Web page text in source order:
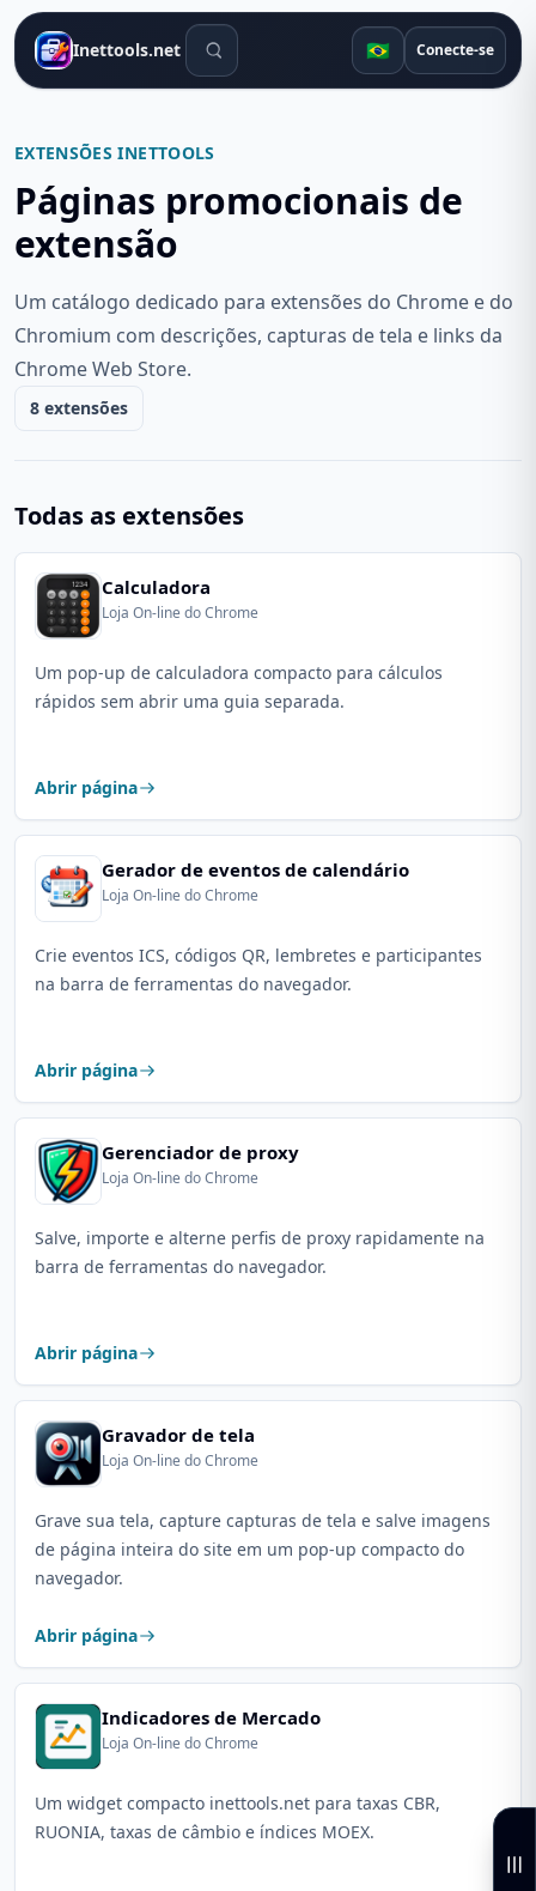
Inettools.net Ferramentas de pesquisa
🇧🇷 Conecte-se
EXTENSÕES INETTOOLS
Páginas promocionais de
extensão
Um catálogo dedicado para extensões do Chrome e do
Chromium com descrições, capturas de tela e links da
Chrome Web Store.
8 extensões
Todas as extensões
Calculadora
Loja On-line do Chrome
Um pop-up de calculadora compacto para cálculos
rápidos sem abrir uma guia separada.
Abrir página
Gerador de eventos de calendário
Loja On-line do Chrome
Crie eventos ICS, códigos QR, lembretes e participantes
na barra de ferramentas do navegador.
Abrir página
Gerenciador de proxy
Loja On-line do Chrome
Salve, importe e alterne perfis de proxy rapidamente na
barra de ferramentas do navegador.
Abrir página
Gravador de tela
Loja On-line do Chrome
Grave sua tela, capture capturas de tela e salve imagens
de página inteira do site em um pop-up compacto do
navegador.
Abrir página
Indicadores de Mercado
Loja On-line do Chrome
Um widget compacto inettools.net para taxas CBR,
RUONIA, taxas de câmbio e índices MOEX.